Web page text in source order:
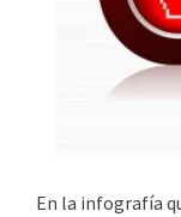
En la infografía